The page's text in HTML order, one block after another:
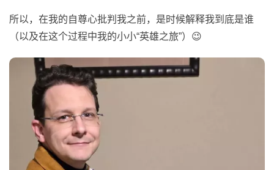
所以，在我的自尊心批判我之前，是时候解释我到底是谁
（以及在这个过程中我的小小“英雄之旅”）😉